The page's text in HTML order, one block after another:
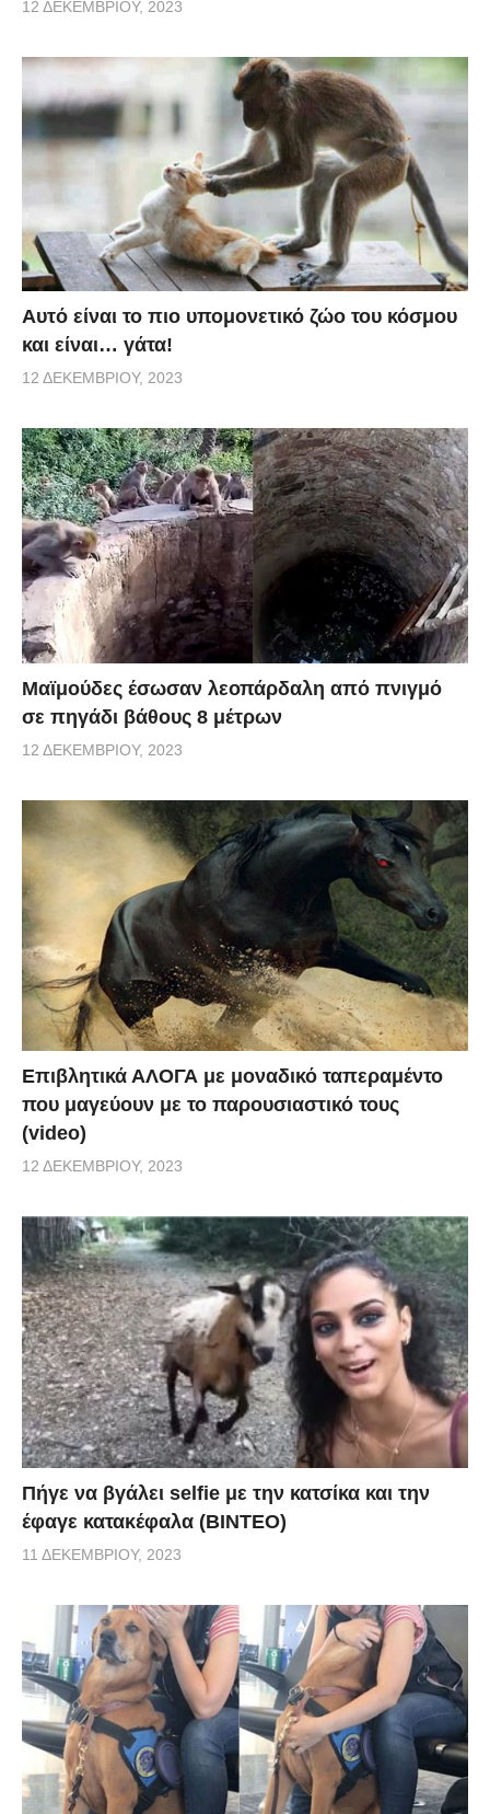
12 ΔΕΚΕΜΒΡΊΟΥ, 2023
Αυτό είναι το πιο υπομονετικό ζώο του κόσμου
και είναι… γάτα!
12 ΔΕΚΕΜΒΡΊΟΥ, 2023
Μαϊμούδες έσωσαν λεοπάρδαλη από πνιγμό
σε πηγάδι βάθους 8 μέτρων
12 ΔΕΚΕΜΒΡΊΟΥ, 2023
Επιβλητικά ΑΛΟΓΑ με μοναδικό ταπεραμέντο
που μαγεύουν με το παρουσιαστικό τους
(video)
12 ΔΕΚΕΜΒΡΊΟΥ, 2023
Πήγε να βγάλει selfie με την κατσίκα και την
έφαγε κατακέφαλα (ΒΙΝΤΕΟ)
11 ΔΕΚΕΜΒΡΊΟΥ, 2023